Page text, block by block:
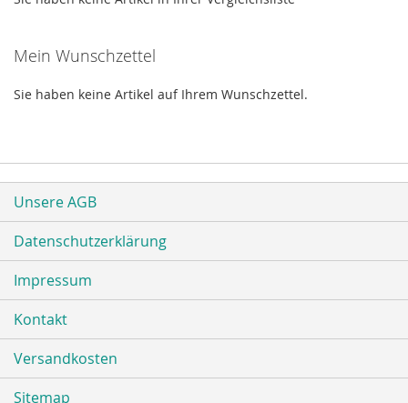
Mein Wunschzettel
Sie haben keine Artikel auf Ihrem Wunschzettel.
Unsere AGB
Datenschutzerklärung
Impressum
Kontakt
Versandkosten
Sitemap